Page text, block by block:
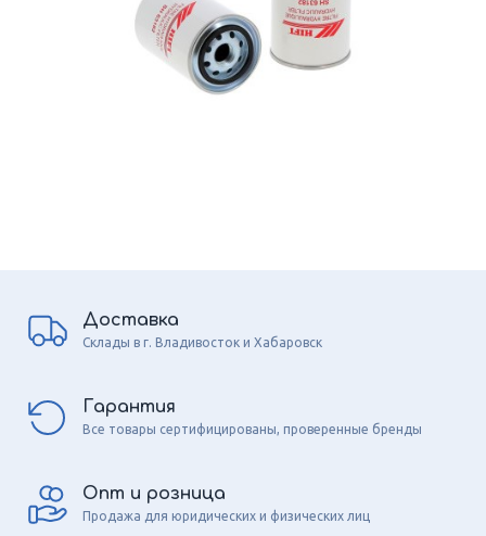
Доставка
Склады в г. Владивосток и Хабаровск
Гарантия
Все товары сертифицированы, проверенные бренды
Опт и розница
Продажа для юридических и физических лиц